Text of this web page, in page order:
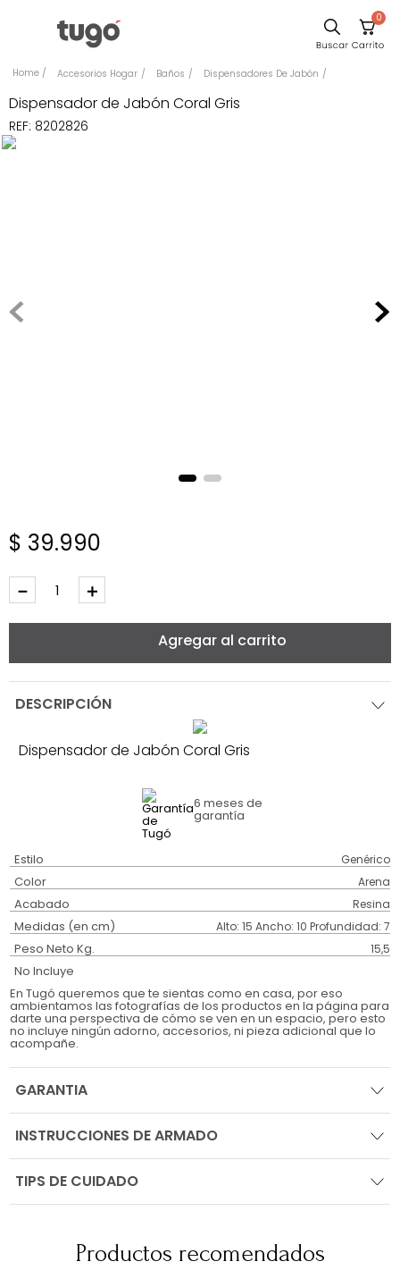
0
Accesorios Hogar Baños Dispensadores De Jabón
Dispensador de Jabón Coral Gris
REF: 8202826
$ 39.990
＋
－
Agregar al carrito
DESCRIPCIÓN
Dispensador de Jabón Coral Gris
6 meses de
garantía
Estilo Genérico
Color Arena
Acabado Resina
Medidas (en cm) Alto: 15 Ancho: 10 Profundidad: 7
Peso Neto Kg. 15,5
No Incluye
En Tugó queremos que te sientas como en casa, por eso
ambientamos las fotografías de los productos en la página para
darte una perspectiva de cómo se ven en un espacio, pero esto
no incluye ningún adorno, accesorios, ni pieza adicional que lo
acompañe.
GARANTIA
INSTRUCCIONES DE ARMADO
TIPS DE CUIDADO
Productos recomendados
Escritorio
Sillas